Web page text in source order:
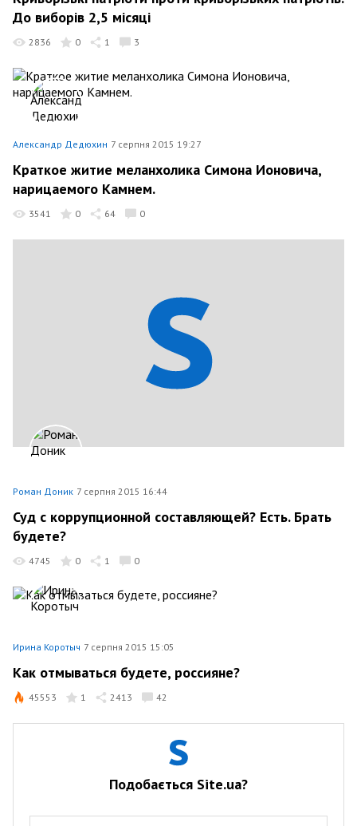
До виборів 2,5 місяці
2836 0 1 3
Александр Дедюхин 7 серпня 2015 19:27
Краткое житие меланхолика Симона Ионовича,
нарицаемого Камнем.
3541 0 64 0
Роман Доник 7 серпня 2015 16:44
Суд с коррупционной составляющей? Есть. Брать
будете?
4745 0 1 0
Ирина Коротыч 7 серпня 2015 15:05
Как отмываться будете, россияне?
45553 1 2413 42
Подобається Site.ua?